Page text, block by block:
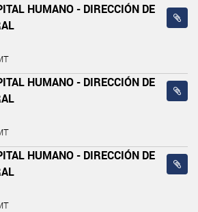
HUMANO - DIRECCIÓN DE
HUMANO - DIRECCIÓN DE
HUMANO - DIRECCIÓN DE